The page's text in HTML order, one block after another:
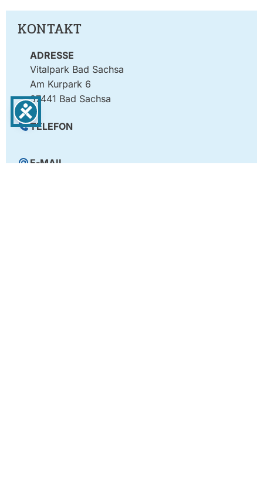
KONTAKT
ADRESSE
Vitalpark Bad Sachsa
Am Kurpark 6
37441 Bad Sachsa
TELEFON
E-MAIL